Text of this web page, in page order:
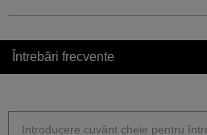
Întrebări frecvente